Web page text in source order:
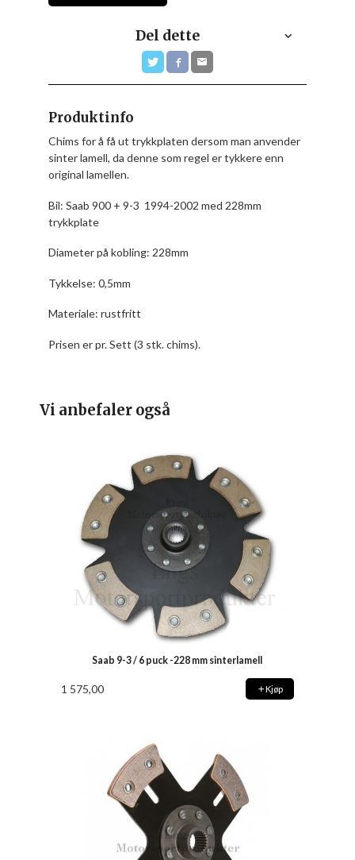
Del dette
Produktinfo
Chims for å få ut trykkplaten dersom man anvender
sinter lamell, da denne som regel er tykkere enn
original lamellen.
Bil:Saab 900 + 9-3 1994-2002 med 228mm
trykkplate
Diameter på kobling: 228mm
Tykkelse: 0,5mm
Materiale: rustfritt
Prisen er pr. Sett (3 stk. chims).
Vi anbefaler også
Saab 9-3 / 6 puck -228 mm sinterlamell
1 575,00 Kjøp